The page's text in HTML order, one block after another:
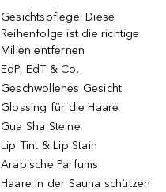
Gesichtspflege: Diese
Reihenfolge ist die richtige
Milien entfernen
EdP, EdT & Co.
Geschwollenes Gesicht
Glossing für die Haare
Gua Sha Steine
Lip Tint & Lip Stain
Arabische Parfums
Haare in der Sauna schützen